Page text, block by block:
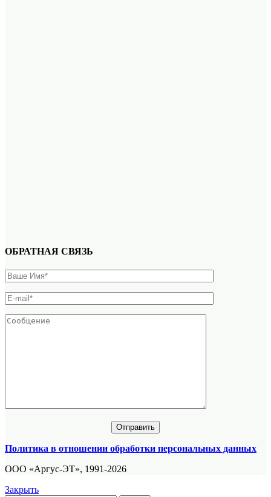
ОБРАТНАЯ СВЯЗЬ
Политика в отношении обработки персональных данных
ООО «Аргус-ЭТ», 1991-2026
Закрыть